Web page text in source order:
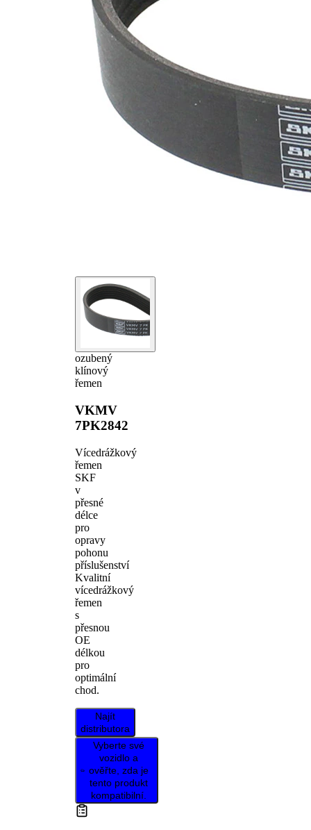
ozubený
klínový
řemen
VKMV
7PK2842
Vícedrážkový
řemen
SKF
v
přesné
délce
pro
opravy
pohonu
příslušenství
Kvalitní
vícedrážkový
řemen
s
přesnou
OE
délkou
pro
optimální
chod.
Najít
distributora
Vyberte své
vozidlo a
ověřte, zda je
tento produkt
kompatibilní.
SVHC
SVHC
substance
Materiál
řemene
EPDM
(Ethylen-
Propylen-